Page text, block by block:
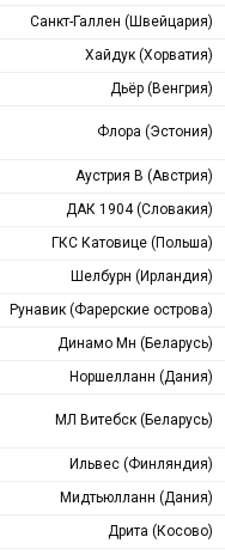
Санкт-Галлен (Швейцария)
Хайдук (Хорватия)
Дьёр (Венгрия)
Флора (Эстония)
Аустрия В (Австрия)
ДАК 1904 (Словакия)
ГКС Катовице (Польша)
Шелбурн (Ирландия)
Рунавик (Фарерские острова)
Динамо Мн (Беларусь)
Норшелланн (Дания)
МЛ Витебск (Беларусь)
Ильвес (Финляндия)
Мидтьюлланн (Дания)
Дрита (Косово)